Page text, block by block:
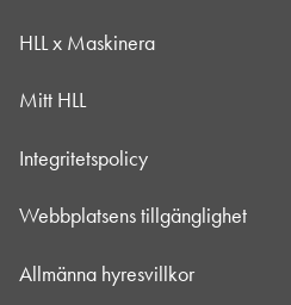
HLL x Maskinera
Mitt HLL
Integritetspolicy
Webbplatsens tillgänglighet
Allmänna hyresvillkor